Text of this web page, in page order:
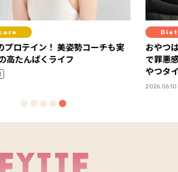
プロテイン！ 美姿勢コーチも実
高たんぱくライフ
Diet
おやつ
で罪悪
やつタ
2026.06.10